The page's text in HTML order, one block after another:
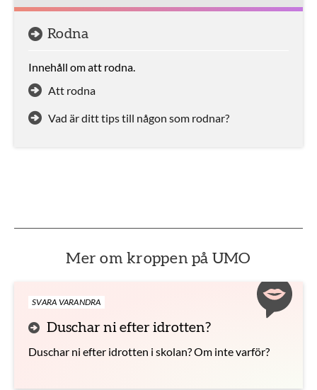
Rodna
Innehåll om att rodna.
Att rodna
Vad är ditt tips till någon som rodnar?
Mer om kroppen på UMO
SVARA VARANDRA
Duschar ni efter idrotten?
Duschar ni efter idrotten i skolan? Om inte varför?